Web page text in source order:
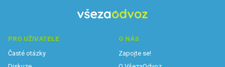
PRO UŽIVATELE
Časté otázky
O NÁS
Zapojte se!